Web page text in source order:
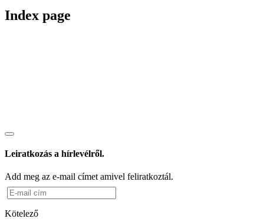
Index page
Leiratkozás a hírlevélről.
Add meg az e-mail címet amivel feliratkoztál.
Kötelező